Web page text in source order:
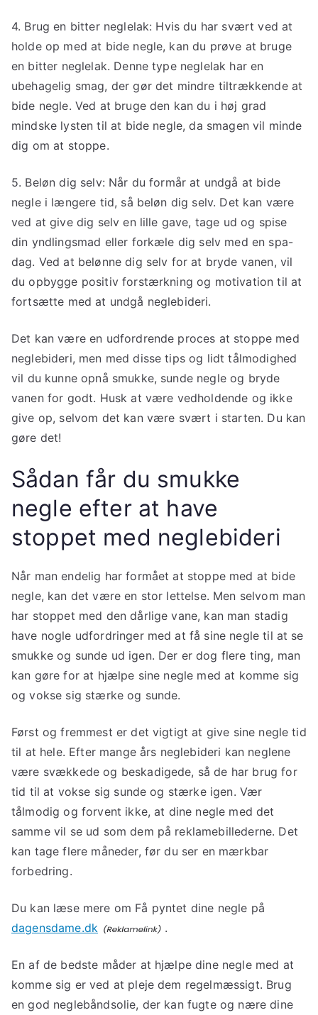
4. Brug en bitter neglelak: Hvis du har svært ved at
holde op med at bide negle, kan du prøve at bruge
en bitter neglelak. Denne type neglelak har en
ubehagelig smag, der gør det mindre tiltrækkende at
bide negle. Ved at bruge den kan du i høj grad
mindske lysten til at bide negle, da smagen vil minde
dig om at stoppe.
5. Beløn dig selv: Når du formår at undgå at bide
negle i længere tid, så beløn dig selv. Det kan være
ved at give dig selv en lille gave, tage ud og spise
din yndlingsmad eller forkæle dig selv med en spa-
dag. Ved at belønne dig selv for at bryde vanen, vil
du opbygge positiv forstærkning og motivation til at
fortsætte med at undgå neglebideri.
Det kan være en udfordrende proces at stoppe med
neglebideri, men med disse tips og lidt tålmodighed
vil du kunne opnå smukke, sunde negle og bryde
vanen for godt. Husk at være vedholdende og ikke
give op, selvom det kan være svært i starten. Du kan
gøre det!
Sådan får du smukke
negle efter at have
stoppet med neglebideri
Når man endelig har formået at stoppe med at bide
negle, kan det være en stor lettelse. Men selvom man
har stoppet med den dårlige vane, kan man stadig
have nogle udfordringer med at få sine negle til at se
smukke og sunde ud igen. Der er dog flere ting, man
kan gøre for at hjælpe sine negle med at komme sig
og vokse sig stærke og sunde.
Først og fremmest er det vigtigt at give sine negle tid
til at hele. Efter mange års neglebideri kan neglene
være svækkede og beskadigede, så de har brug for
tid til at vokse sig sunde og stærke igen. Vær
tålmodig og forvent ikke, at dine negle med det
samme vil se ud som dem på reklamebillederne. Det
kan tage flere måneder, før du ser en mærkbar
forbedring.
Du kan læse mere om Få pyntet dine negle på
dagensdame.dk
.
En af de bedste måder at hjælpe dine negle med at
komme sig er ved at pleje dem regelmæssigt. Brug
en god neglebåndsolie, der kan fugte og nære dine